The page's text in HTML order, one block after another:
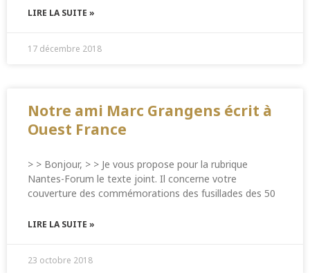
LIRE LA SUITE »
17 décembre 2018
Notre ami Marc Grangens écrit à
Ouest France
> > Bonjour, > > Je vous propose pour la rubrique
Nantes-Forum le texte joint. Il concerne votre
couverture des commémorations des fusillades des 50
LIRE LA SUITE »
23 octobre 2018